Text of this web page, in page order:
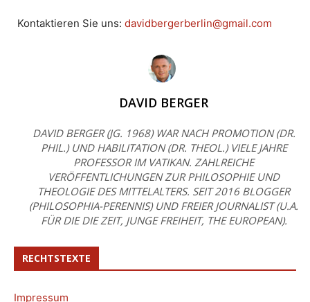
Kontaktieren Sie uns: davidbergerberlin@gmail.com
DAVID BERGER
DAVID BERGER (JG. 1968) WAR NACH PROMOTION (DR.
PHIL.) UND HABILITATION (DR. THEOL.) VIELE JAHRE
PROFESSOR IM VATIKAN. ZAHLREICHE
VERÖFFENTLICHUNGEN ZUR PHILOSOPHIE UND
THEOLOGIE DES MITTELALTERS. SEIT 2016 BLOGGER
(PHILOSOPHIA-PERENNIS) UND FREIER JOURNALIST (U.A.
FÜR DIE DIE ZEIT, JUNGE FREIHEIT, THE EUROPEAN).
RECHTSTEXTE
Impressum